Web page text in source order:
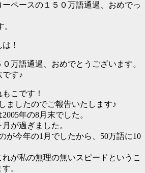
ペースの１５０万語通過、おめでっ
！
万語通過、おめでとうございます。
です♪
こです！
ましたのでご報告いたします♪
年の8月末でした。
が過ぎました。
が今年の1月でしたから、50万語に10
が私の無理の無いスピードというこ
。